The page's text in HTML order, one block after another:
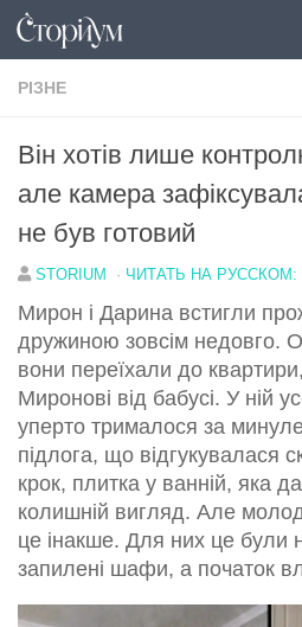
Перейти до вмісту
РІЗНЕ
Він хотів лише
але камера
не був готовий
STORIUM · ЧИТАТЬ НА РУССКОМ:
Мирон і Дарина встигли
дружиною зовсім недовго.
вони переїхали до
Миронові від бабусі. У ній
уперто трималося за
підлога, що відгукувалася
крок, плитка у ванній, яка
колишній вигляд. Але
це інакше. Для них це були
запилені шафи, а початок